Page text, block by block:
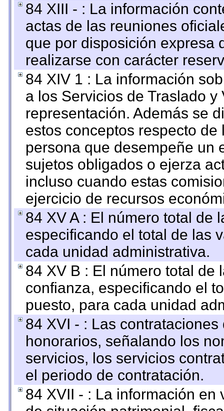
84 XIII - : La información
actas de las reuniones
que por disposición expresa
realizarse con carácter
84 XIV 1 : La información
a los Servicios de Traslado
representación. Además se
estos conceptos respecto
persona que desempeñe un
sujetos obligados o ejerza
incluso cuando estas
ejercicio de recursos
84 XV A : El número total de
especificando el total de las
cada unidad administrativa.
84 XV B : El número total de
confianza, especificando el
puesto, para cada unidad
84 XVI - : Las
honorarios, señalando los
servicios, los servicios
el periodo de contratación.
84 XVII - : La información